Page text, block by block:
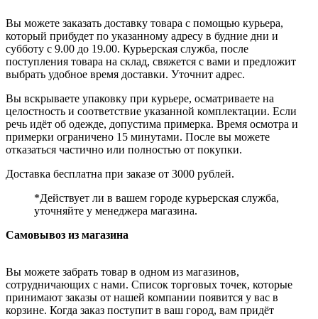
Вы можете заказать доставку товара с помощью курьера,
который прибудет по указанному адресу в будние дни и
субботу с 9.00 до 19.00. Курьерская служба, после
поступления товара на склад, свяжется с вами и предложит
выбрать удобное время доставки. Уточнит адрес.
Вы вскрываете упаковку при курьере, осматриваете на
целостность и соответствие указанной комплектации. Если
речь идёт об одежде, допустима примерка. Время осмотра и
примерки ограничено 15 минутами. После вы можете
отказаться частично или полностью от покупки.
Доставка бесплатна при заказе от 3000 рублей.
*Действует ли в вашем городе курьерская служба,
уточняйте у менеджера магазина.
Самовывоз из магазина
Вы можете забрать товар в одном из магазинов,
сотрудничающих с нами. Список торговых точек, которые
принимают заказы от нашей компании появится у вас в
корзине. Когда заказ поступит в ваш город, вам придёт